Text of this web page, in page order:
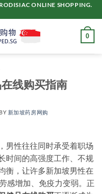
ONLINE SHOPPING.
0
线购买指南
BY 新加坡药房网购
男性往往同时承受着职场
时间的高强度工作、不规
衡，让许多新加坡男性在
感增加、免疫力变弱。正